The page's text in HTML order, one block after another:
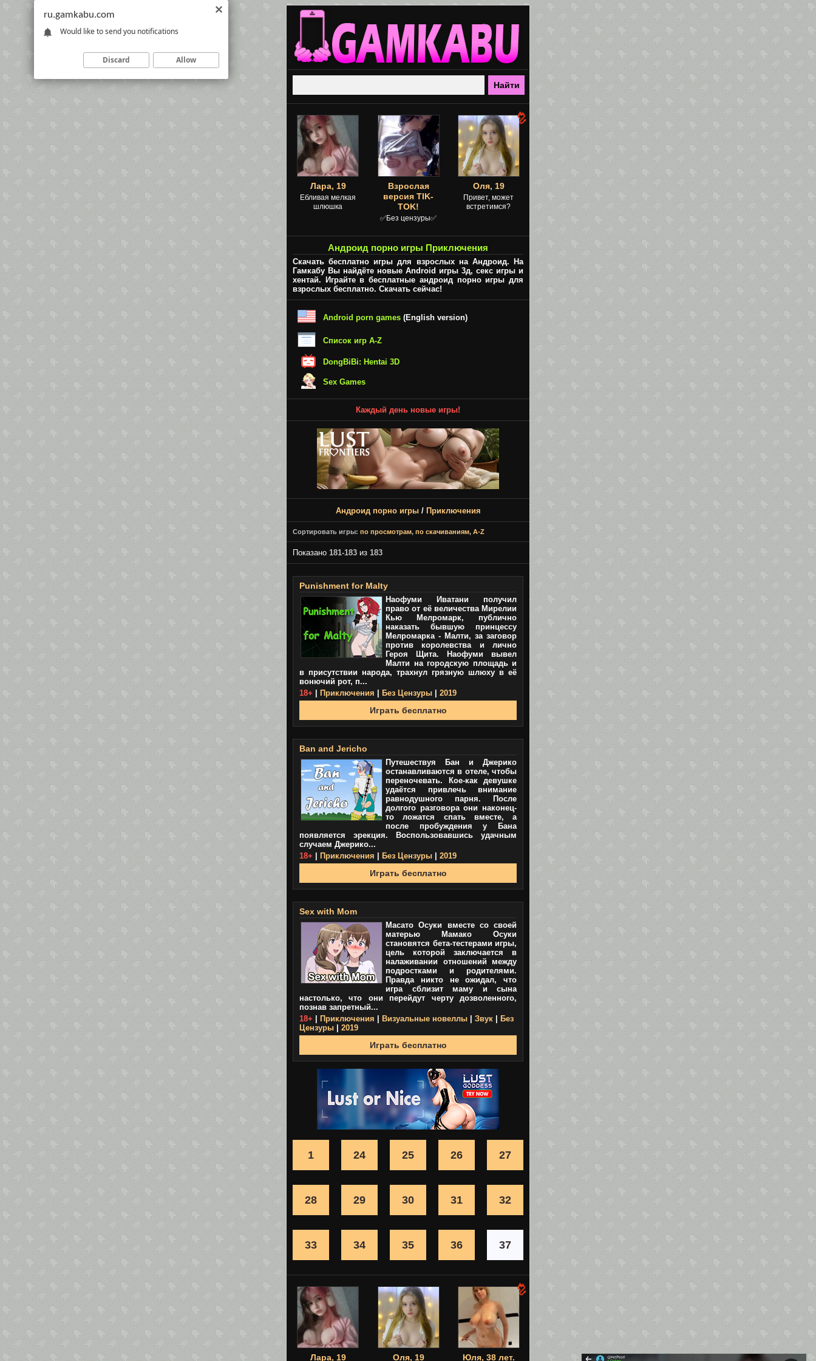
Лара, 19
Ебливая мелкая
шлюшка
Взрослая
версия TIK-
TOK!
✅Без цензуры✅
Оля, 19
Привет, может
встретимся?
Андроид порно игры Приключения
Скачать бесплатно игры для взрослых на Андроид. На
Гамкабу Вы найдёте новые Android игры 3д, секс игры и
хентай. Играйте в бесплатные андроид порно игры для
взрослых бесплатно. Скачать сейчас!
Android porn games (English version)
Список игр A-Z
DongBiBi: Hentai 3D
Sex Games
Каждый день новые игры!
Андроид порно игры/ Приключения
Сортировать игры: по просмотрам, по скачиваниям, A-Z
Показано 181-183 из 183
Punishment for Malty
Наофуми Иватани получил
право от её величества Мирелии
Кью Мелромарк, публично
наказать бывшую принцессу
Мелромарка - Малти, за заговор
против королевства и лично
Героя Щита. Наофуми вывел
Малти на городскую площадь и
в присутствии народа, трахнул грязную шлюху в её
вонючий рот, п...
18+
Приключения Без Цензуры 2019
Играть бесплатно
Ban and Jericho
Путешествуя Бан и Джерико
останавливаются в отеле, чтобы
переночевать. Кое-как девушке
удаётся привлечь внимание
равнодушного парня. После
долгого разговора они наконец-
то ложатся спать вместе, а
после пробуждения у Бана
появляется эрекция. Воспользовавшись удачным
случаем Джерико...
18+
Приключения Без Цензуры 2019
Играть бесплатно
Sex with Mom
Масато Осуки вместе со своей
матерью Мамако Осуки
становятся бета-тестерами игры,
цель которой заключается в
налаживании отношений между
подростками и родителями.
Правда никто не ожидал, что
игра сблизит маму и сына
настолько, что они перейдут черту дозволенного,
познав запретный...
18+
Приключения Визуальные новеллы Звук
Без
Цензуры
2019
Играть бесплатно
1 24 25 26 27
28 29 30 31 32
33 34 35 36 37
Лара, 19 Оля, 19 Юля, 38 лет.
ru.gamkabu.com
Would like to send you notifications
Discard Allow